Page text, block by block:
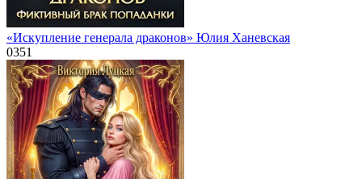
«Искупление генерала драконов» Юлия Ханевская
0351